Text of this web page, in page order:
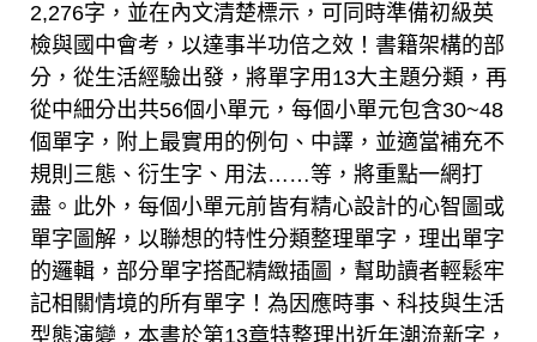
2,276字，並在內文清楚標示，可同時準備初級英
檢與國中會考，以達事半功倍之效！書籍架構的部
分，從生活經驗出發，將單字用13大主題分類，再
從中細分出共56個小單元，每個小單元包含30~48
個單字，附上最實用的例句、中譯，並適當補充不
規則三態、衍生字、用法……等，將重點一網打
盡。此外，每個小單元前皆有精心設計的心智圖或
單字圖解，以聯想的特性分類整理單字，理出單字
的邏輯，部分單字搭配精緻插圖，幫助讀者輕鬆牢
記相關情境的所有單字！為因應時事、科技與生活
型態演變，本書於第13章特整理出近年潮流新字，